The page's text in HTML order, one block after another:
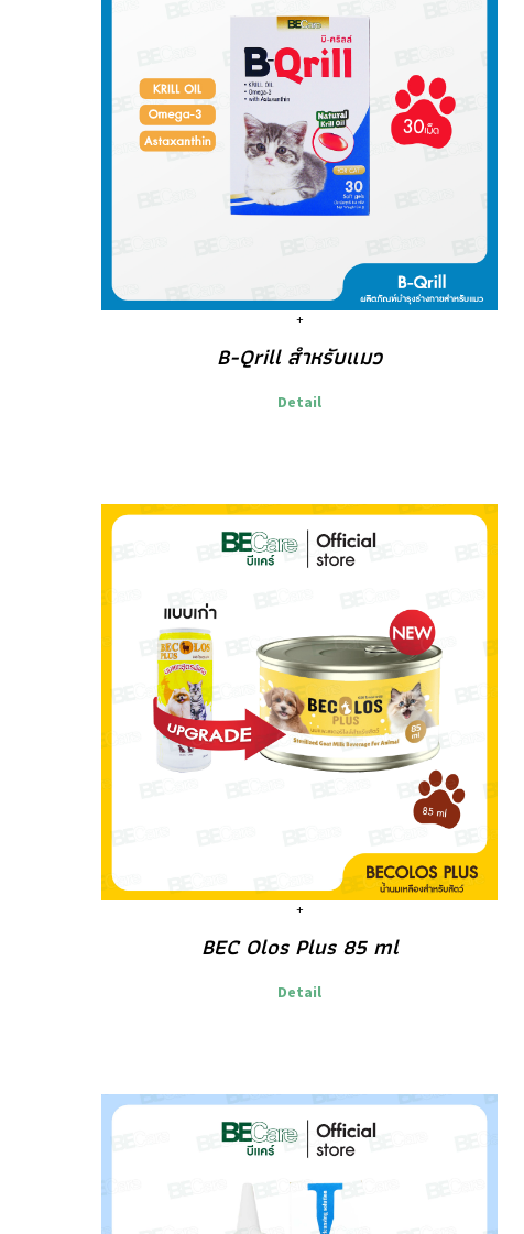
B-Qrill สำหรับแมว
Detail
BEC Olos Plus 85 ml
Detail